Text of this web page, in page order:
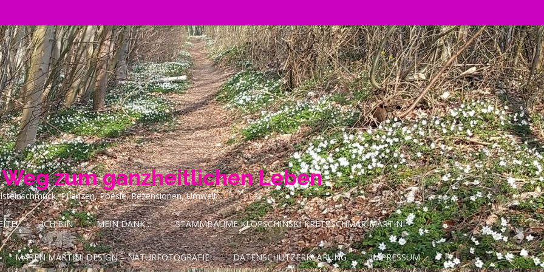
zum ganzheitlichen Leben
Pflanzen, Poesie, Rezensionen, Umwelt
ICH BIN MEIN DANK… STAMMBÄUME KLOPSCHINSKI-KRETZSCHMAR-MARTINI
MAREN MARTINI DESIGN – NATURFOTOGRAFIE DATENSCHUTZERKLÄRUNG IMPRESSUM